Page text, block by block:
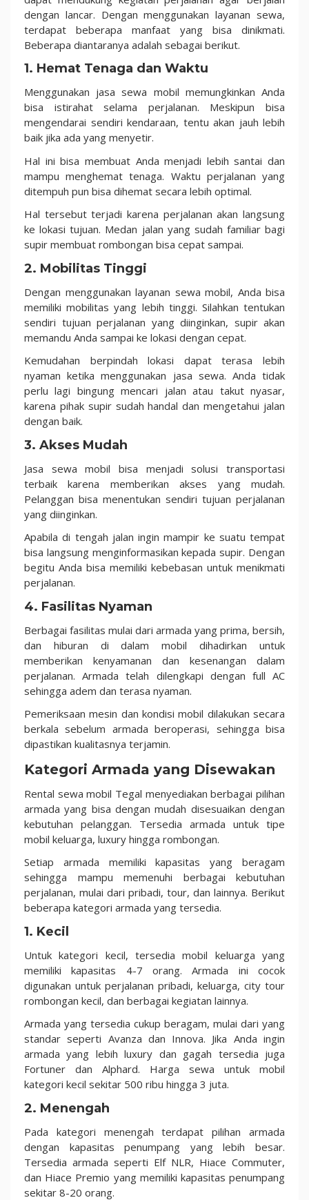
dengan lancar. Dengan menggunakan layanan sewa,
terdapat beberapa manfaat yang bisa dinikmati.
Beberapa diantaranya adalah sebagai berikut.
1. Hemat Tenaga dan Waktu
Menggunakan jasa sewa mobil memungkinkan Anda
bisa istirahat selama perjalanan. Meskipun bisa
mengendarai sendiri kendaraan, tentu akan jauh lebih
baik jika ada yang menyetir.
Hal ini bisa membuat Anda menjadi lebih santai dan
mampu menghemat tenaga. Waktu perjalanan yang
ditempuh pun bisa dihemat secara lebih optimal.
Hal tersebut terjadi karena perjalanan akan langsung
ke lokasi tujuan. Medan jalan yang sudah familiar bagi
supir membuat rombongan bisa cepat sampai.
2. Mobilitas Tinggi
Dengan menggunakan layanan sewa mobil, Anda bisa
memiliki mobilitas yang lebih tinggi. Silahkan tentukan
sendiri tujuan perjalanan yang diinginkan, supir akan
memandu Anda sampai ke lokasi dengan cepat.
Kemudahan berpindah lokasi dapat terasa lebih
nyaman ketika menggunakan jasa sewa. Anda tidak
perlu lagi bingung mencari jalan atau takut nyasar,
karena pihak supir sudah handal dan mengetahui jalan
dengan baik.
3. Akses Mudah
Jasa sewa mobil bisa menjadi solusi transportasi
terbaik karena memberikan akses yang mudah.
Pelanggan bisa menentukan sendiri tujuan perjalanan
yang diinginkan.
Apabila di tengah jalan ingin mampir ke suatu tempat
bisa langsung menginformasikan kepada supir. Dengan
begitu Anda bisa memiliki kebebasan untuk menikmati
perjalanan.
4. Fasilitas Nyaman
Berbagai fasilitas mulai dari armada yang prima, bersih,
dan hiburan di dalam mobil dihadirkan untuk
memberikan kenyamanan dan kesenangan dalam
perjalanan. Armada telah dilengkapi dengan full AC
sehingga adem dan terasa nyaman.
Pemeriksaan mesin dan kondisi mobil dilakukan secara
berkala sebelum armada beroperasi, sehingga bisa
dipastikan kualitasnya terjamin.
Kategori Armada yang Disewakan
Rental sewa mobil Tegal menyediakan berbagai pilihan
armada yang bisa dengan mudah disesuaikan dengan
kebutuhan pelanggan. Tersedia armada untuk tipe
mobil keluarga, luxury hingga rombongan.
Setiap armada memiliki kapasitas yang beragam
sehingga mampu memenuhi berbagai kebutuhan
perjalanan, mulai dari pribadi, tour, dan lainnya. Berikut
beberapa kategori armada yang tersedia.
1. Kecil
Untuk kategori kecil, tersedia mobil keluarga yang
memiliki kapasitas 4-7 orang. Armada ini cocok
digunakan untuk perjalanan pribadi, keluarga, city tour
rombongan kecil, dan berbagai kegiatan lainnya.
Armada yang tersedia cukup beragam, mulai dari yang
standar seperti Avanza dan Innova. Jika Anda ingin
armada yang lebih luxury dan gagah tersedia juga
Fortuner dan Alphard. Harga sewa untuk mobil
kategori kecil sekitar 500 ribu hingga 3 juta.
2. Menengah
Pada kategori menengah terdapat pilihan armada
dengan kapasitas penumpang yang lebih besar.
Tersedia armada seperti Elf NLR, Hiace Commuter,
dan Hiace Premio yang memiliki kapasitas penumpang
sekitar 8-20 orang.